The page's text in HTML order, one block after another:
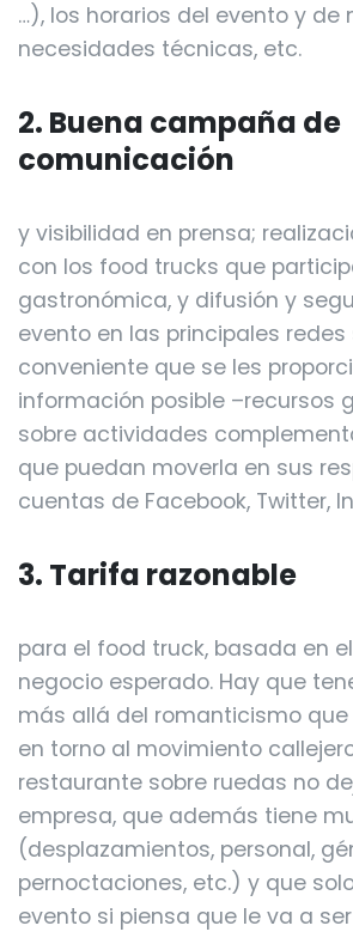
…), los horarios del evento y de
necesidades técnicas, etc.
2. Buena campaña de
comunicación
y visibilidad en prensa;
con los food trucks que
gastronómica, y difusión y
evento en las principales redes
conveniente que se les
información posible –recursos
sobre actividades
que puedan moverla en sus
cuentas de Facebook, Twitter,
3. Tarifa razonable
para el food truck, basada en
negocio esperado. Hay que
más allá del romanticismo
en torno al movimiento
restaurante sobre ruedas no
empresa, que además tiene
(desplazamientos, personal,
pernoctaciones, etc.) y que
evento si piensa que le va a